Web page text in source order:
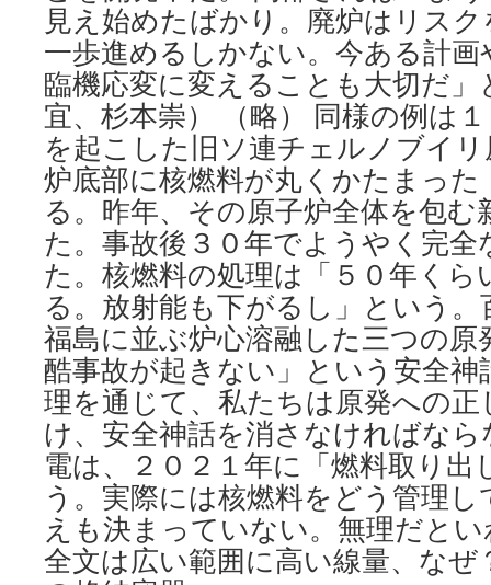
見え始めたばかり。廃炉はリス
一歩進めるしかない。今ある計
臨機応変に変えることも大切だ」
宜、杉本崇） （略） 同様の例は
を起こした旧ソ連チェルノブイ
炉底部に核燃料が丸くかたまっ
る。昨年、その原子炉全体を包
た。事故後３０年でようやく完
た。核燃料の処理は「５０年く
る。放射能も下がるし」という
福島に並ぶ炉心溶融した三つの原
酷事故が起きない」という安全神
理を通じて、私たちは原発への
け、安全神話を消さなければな
電は、２０２１年に「燃料取り出
う。実際には核燃料をどう管理
えも決まっていない。無理だと
全文は広い範囲に高い線量、な